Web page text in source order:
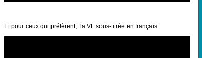
Et pour ceux qui préfèrent, la VF sous-titrée en français :